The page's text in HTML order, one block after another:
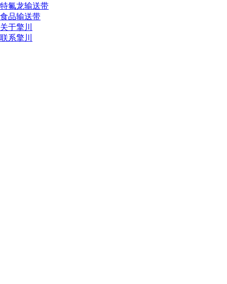
特氟龙输送带
食品输送带
关于擎川
联系擎川